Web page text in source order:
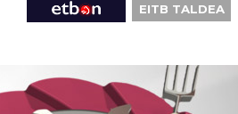
EITB TALDEA